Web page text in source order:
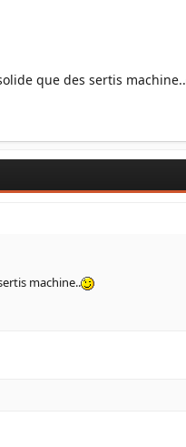
que des sertis machine..
machine..